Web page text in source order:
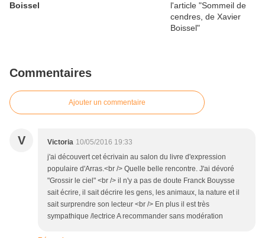
Boissel
Commentaires
Ajouter un commentaire
V Victoria 10/05/2016 19:33
j'ai découvert cet écrivain au salon du livre d'expression
populaire d'Arras.<br /> Quelle belle rencontre. J'ai dévoré
"Grossir le ciel" <br /> il n'y a pas de doute Franck Bouysse
sait écrire, il sait décrire les gens, les animaux, la nature et il
sait surprendre son lecteur <br /> En plus il est très
sympathique /lectrice A recommander sans modération